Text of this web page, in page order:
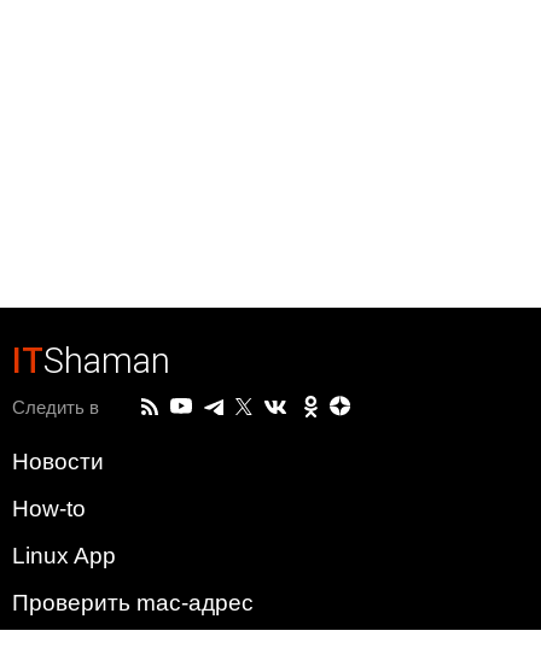
ITShaman
Следить в
Новости
How-to
Linux App
Проверить mac-адрес